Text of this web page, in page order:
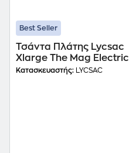
Best Seller
Τσάντα Πλάτης Lycsac
Xlarge The Mag Electric
Blue
Κατασκευαστής: LYCSAC